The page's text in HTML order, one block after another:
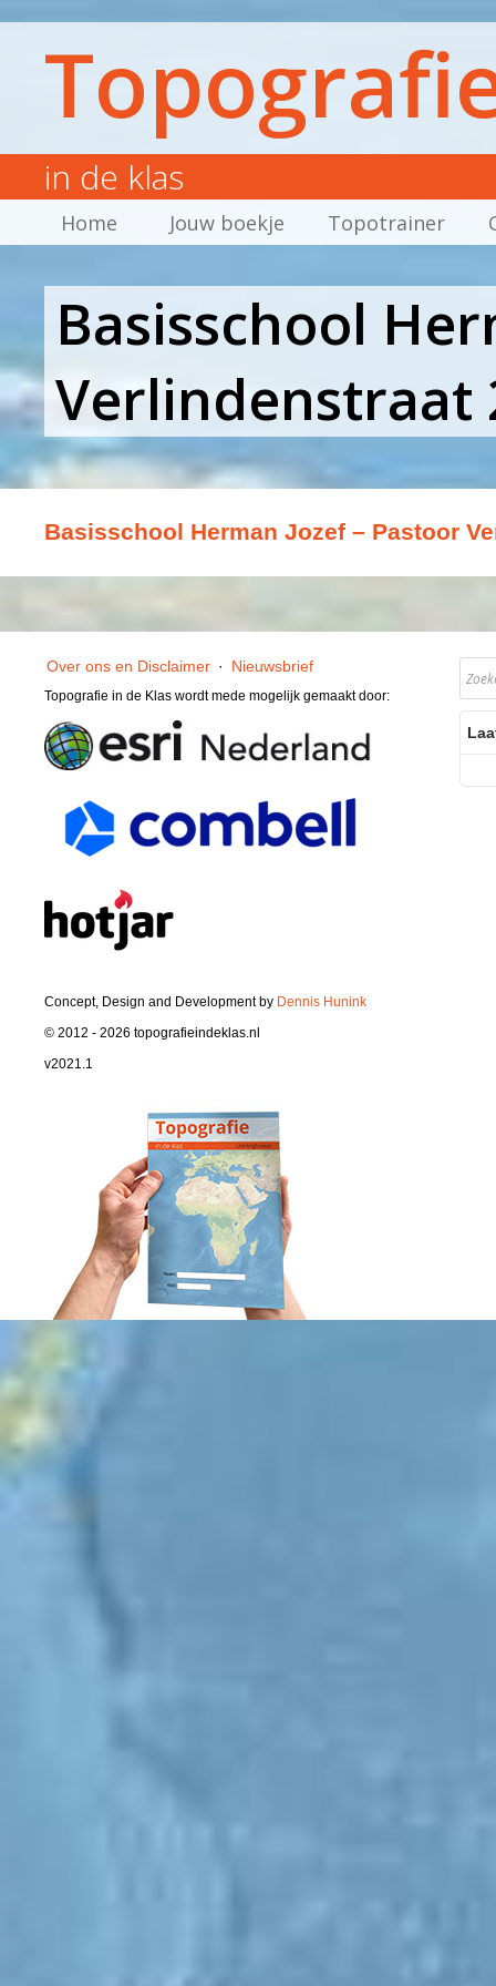
in de klas
Home Jouw boekje Topotrainer
Basisschool
Verlindenstraat
Basisschool Herman Jozef – Pastoor
Over ons en Disclaimer · Nieuwsbrief
Topografie in de Klas wordt mede mogelijk gemaakt door:
Concept, Design and Development by Dennis Hunink
© 2012 - 2026 topografieindeklas.nl
v2021.1